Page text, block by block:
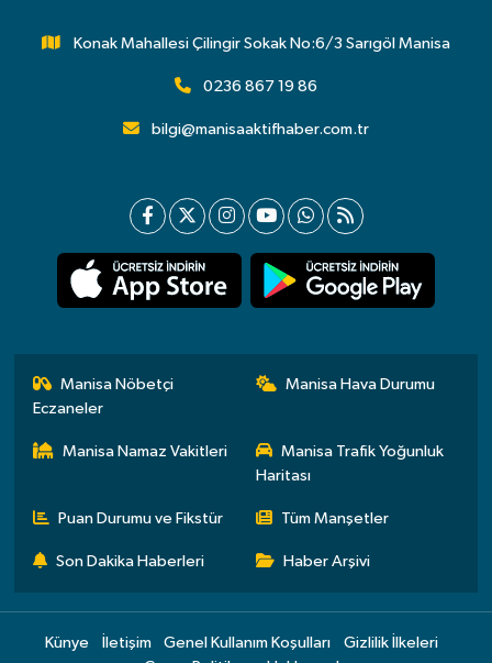
Konak Mahallesi Çilingir Sokak No:6/3 Sarıgöl Manisa
0236 867 19 86
bilgi@manisaaktifhaber.com.tr
Manisa Nöbetçi
Eczaneler
Manisa Hava Durumu
Manisa Namaz Vakitleri
Manisa Trafik Yoğunluk
Haritası
Puan Durumu ve Fikstür Tüm Manşetler
Son Dakika Haberleri Haber Arşivi
Künye İletişim Genel Kullanım Koşulları
Gizlilik İlkeleri